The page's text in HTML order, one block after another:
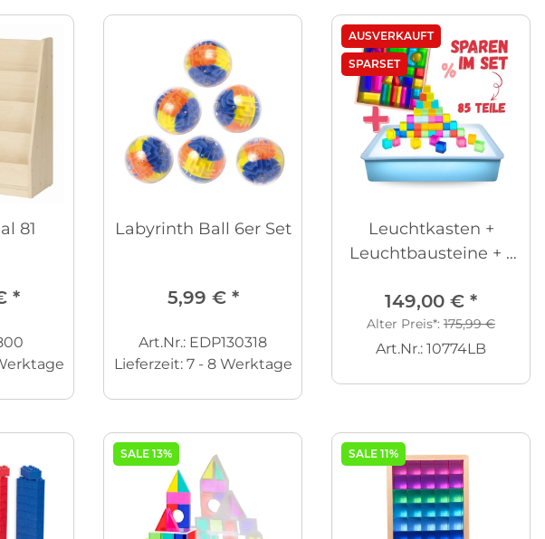
81
*
Labyrinth Ball 6er Set
5,99 € *
Art.Nr.: EDP130318
Lieferzeit: 7 - 8 Werktage
AUSVERKAUFT
SPARSET
Leuchtkasten +
Leuchtbausteine + -
149,00 € *
Alter Preis*: 175,99 €
Art.Nr.: 10774LB
SALE 13% SALE 11%